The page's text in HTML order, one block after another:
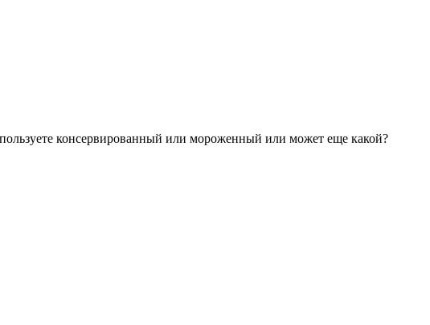
консервированный или мороженный или может еще какой?